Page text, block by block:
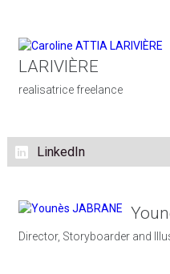
LARIVIÈRE
realisatrice freelance
LinkedIn
Director, Storyboarder and